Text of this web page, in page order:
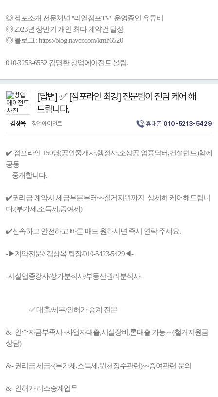
◎ 점포소개 전문체널 "리얼점포TV" 운영중인 유튜버
◎ 2023년 상반기 개인 최다 계약건 달성
◎ 블로그 : https://blog.naver.com/kmh6520
010-3253-6552 김명환 창업에이전트 올림.
[답변] ✅ [점포라인 최강] 전문팀이 전담 케어 해
드림니다.
김상옥 창업에이전트 휴대폰 010-5213-5429
✔️ 점포라인 150명(공인중개사,행정사,소상공 업종닥터,컨설턴트)함께
공동
중개합니다.
✔️권리금 계약시 세금부분부터~~철거지원까지 상세히 케어해드림니
다.(부가세,소득세,증여세)
✔️신속하고 안전하고 빠른 매도 원하시면 즉시 연락 주세요.
-▶계약전문// 김상옥 팀장/010-5423-5429◀-
-시설업종강사/상가분석사/부동산권리분석사-
✅ 대출/세무/인허가 승계 전문
&- 인수자금부족시~사업자대출,시설장비,론대출 가능~~(철거지원금
상담)
&- 권리금 세금~(부가세,소득세,원천징수관련)~~증여관련 문의
&- 인허가 리스승계업무